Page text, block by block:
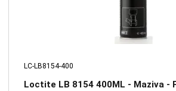
LC-LB8154-400
Loctite LB 8154 400ML - Maziva -